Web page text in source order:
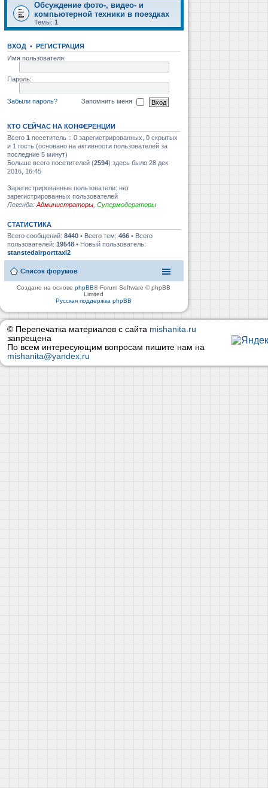
Обсуждение фото-, видео- и
компьютерной техники в поездках
Темы: 1
ВХОД • РЕГИСТРАЦИЯ
Имя пользователя:
Пароль:
Забыли пароль? Запомнить меня
КТО СЕЙЧАС НА КОНФЕРЕНЦИИ
Всего 1 посетитель :: 0 зарегистрированных, 0 скрытых
и 1 гость (основано на активности пользователей за
последние 5 минут)
Больше всего посетителей (2594) здесь было 28 дек
2016, 16:45
Зарегистрированные пользователи: нет
зарегистрированных пользователей
Легенда: Администраторы Супермодераторы
СТАТИСТИКА
Всего сообщений: 8440 • Всего тем: 466 • Всего
пользователей: 19548 • Новый пользователь:
stanstedairporttaxi2
Список форумов
Создано на основеphpBB® Forum Software © phpBB
Limited
Русская поддержка phpBB
© Перепечатка материалов с сайта mishanita.ru
запрещена
По всем интересующим вопросам пишите нам на
mishanita@yandex.ru